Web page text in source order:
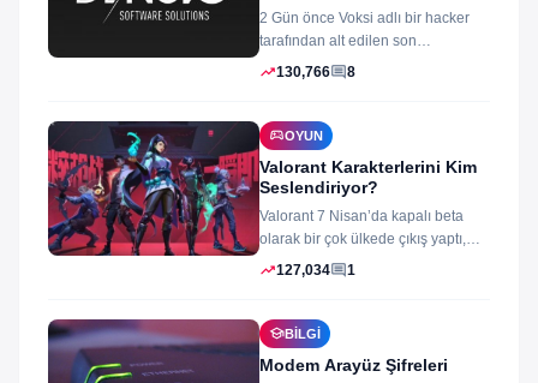
2 Gün önce Voksi adlı bir hacker
tarafından alt edilen son
dönemlerin yıkılmaz korsan
trending_up130,766comment8
sports_esportsOYUN
Valorant Karakterlerini Kim
Seslendiriyor?
Valorant 7 Nisan’da kapalı beta
olarak bir çok ülkede çıkış yaptı,
oyun izleyenler ve oynayanlar...
trending_up127,034comment1
schoolBILGI
Modem Arayüz Şifreleri